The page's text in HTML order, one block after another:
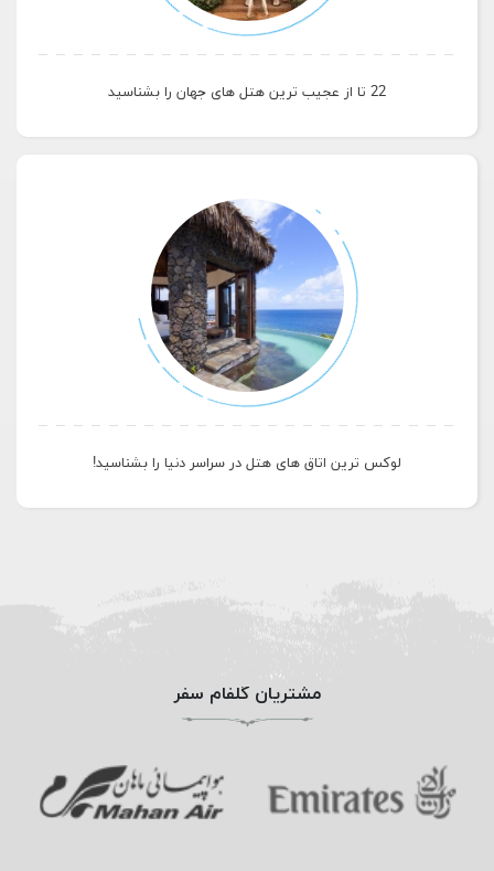
22 تا از عجیب ترین هتل های جهان را بشناسید
لوکس ترین اتاق های هتل در سراسر دنیا را بشناسید!
مشتریان گلفام سفر